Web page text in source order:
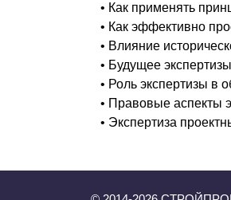
• Как применять
• Как эффективно
• Влияние
• Будущее
• Роль экспертизы в
• Правовые аспекты
• Экспертиза